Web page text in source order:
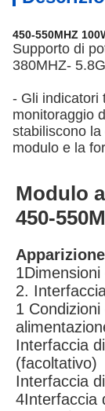
450-550MHZ
Supporto di
380MHZ-
- Gli indicatori
monitoraggio
stabiliscono la
modulo e la
Modulo
450-
2.
1
Interfaccia
(facoltativo)
Interfaccia
4Interfaccia